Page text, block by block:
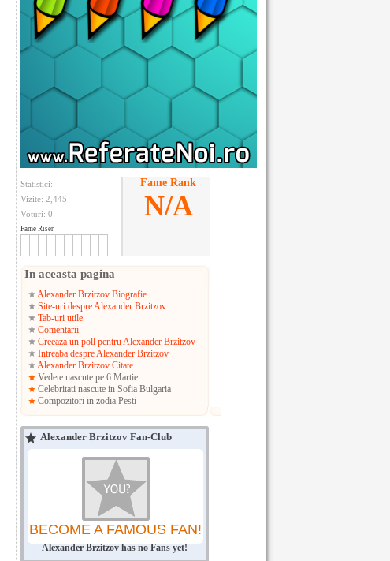
Statistici:
Vizite: 2,445
Voturi: 0
Fame Riser
Fame Rank
N/A
In aceasta pagina
Alexander Brzitzov Biografie
Site-uri despre Alexander Brzitzov
Tab-uri utile
Comentarii
Creeaza un poll pentru Alexander Brzitzov
Intreaba despre Alexander Brzitzov
Alexander Brzitzov Citate
Vedete nascute pe 6 Martie
Celebritati nascute in Sofia Bulgaria
Compozitori in zodia Pesti
Alexander Brzitzov Fan-Club
BECOME A FAMOUS FAN!
Alexander Brzitzov has no Fans yet!